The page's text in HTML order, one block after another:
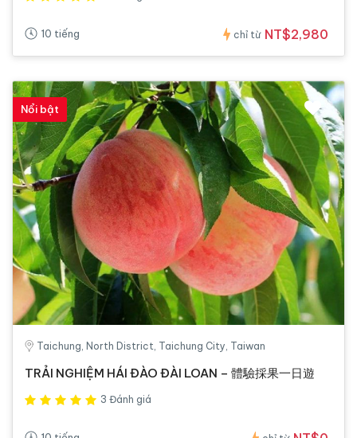
10 tiếng chỉ từ NT$2,980
Nổi bật
Taichung, North District, Taichung City, Taiwan
TRẢI NGHIỆM HÁI ĐÀO ĐÀI LOAN – 體驗採果一日遊
3 Đánh giá